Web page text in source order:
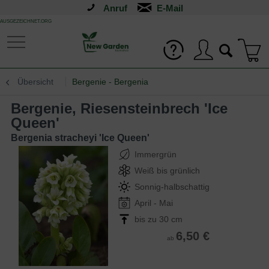
Anruf
AUSGEZEICHNET.ORG
Übersicht Bergenie - Bergenia
Bergenie, Riesensteinbrech 'Ice
Queen'
Bergenia stracheyi 'Ice Queen'
Immergrün
Weiß bis grünlich
Sonnig-halbschattig
April - Mai
bis zu 30 cm
ab 6,50 €